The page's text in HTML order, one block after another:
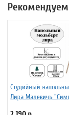
Студийный
Лира Малевичъ